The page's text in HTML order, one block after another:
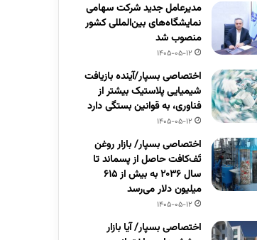
مدیرعامل جدید شرکت سهامی
نمایشگاه‌های بین‌المللی کشور
منصوب شد
1405-05-12
اختصاصی بسپار/آینده بازیافت
شیمیایی پلاستیک بیشتر از
فناوری، به قوانین بستگی دارد
1405-05-12
اختصاصی بسپار/ بازار روغن
تَف‌کافت حاصل از پسماند تا
سال ۲۰۳۶ به بیش از ۶۱۵
میلیون دلار می‌رسد
1405-05-12
اختصاصی بسپار/ آیا بازار